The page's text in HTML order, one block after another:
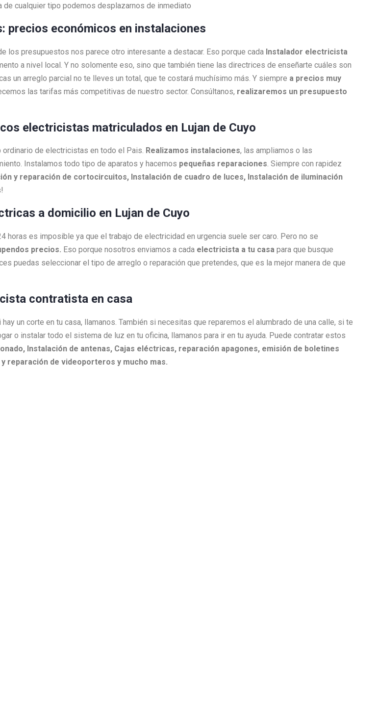
de cualquier tipo podemos desplazarnos de inmediato
precios económicos en instalaciones
los presupuestos nos parece otro interesante a destacar. Eso porque cada Instalador electricista
a nivel local. Y no solomente eso, sino que también tiene las directrices de enseñarte cuáles son
un arreglo parcial no te lleves un total, que te costará muchísimo más. Y siempre a precios muy
las tarifas más competitivas de nuestro sector. Consúltanos, realizaremos un presupuesto
electricistas matriculados en Lujan de Cuyo
ordinario de electricistas en todo el Pais. Realizamos instalaciones, las ampliamos o las
Instalamos todo tipo de aparatos y hacemos pequeñas reparaciones. Siempre con rapidez
y reparación de cortocircuitos, Instalación de cuadro de luces, Instalación de iluminación
!
a domicilio en Lujan de Cuyo
es imposible ya que el trabajo de electricidad en urgencia suele ser caro. Pero no se
precios. Eso porque nosotros enviamos a cada electricista a tu casa para que busque
puedas seleccionar el tipo de arreglo o reparación que pretendes, que es la mejor manera de que
contratista en casa
un corte en tu casa, llamanos. También si necesitas que reparemos el alumbrado de una calle, si te
o instalar todo el sistema de luz en tu oficina, llamanos para ir en tu ayuda. Puede contratar estos
Instalación de antenas, Cajas eléctricas, reparación apagones, emisión de boletines
reparación de videoporteros y mucho mas.